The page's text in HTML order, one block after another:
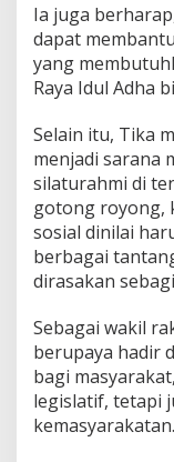
Ia juga
dapat
yang
Raya Idul Adha
Selain itu, Tika
menjadi sarana
silaturahmi di
gotong royong,
sosial dinilai
berbagai
dirasakan
Sebagai wakil
berupaya hadir
bagi
legislatif, tetapi
kemasyarakatan.